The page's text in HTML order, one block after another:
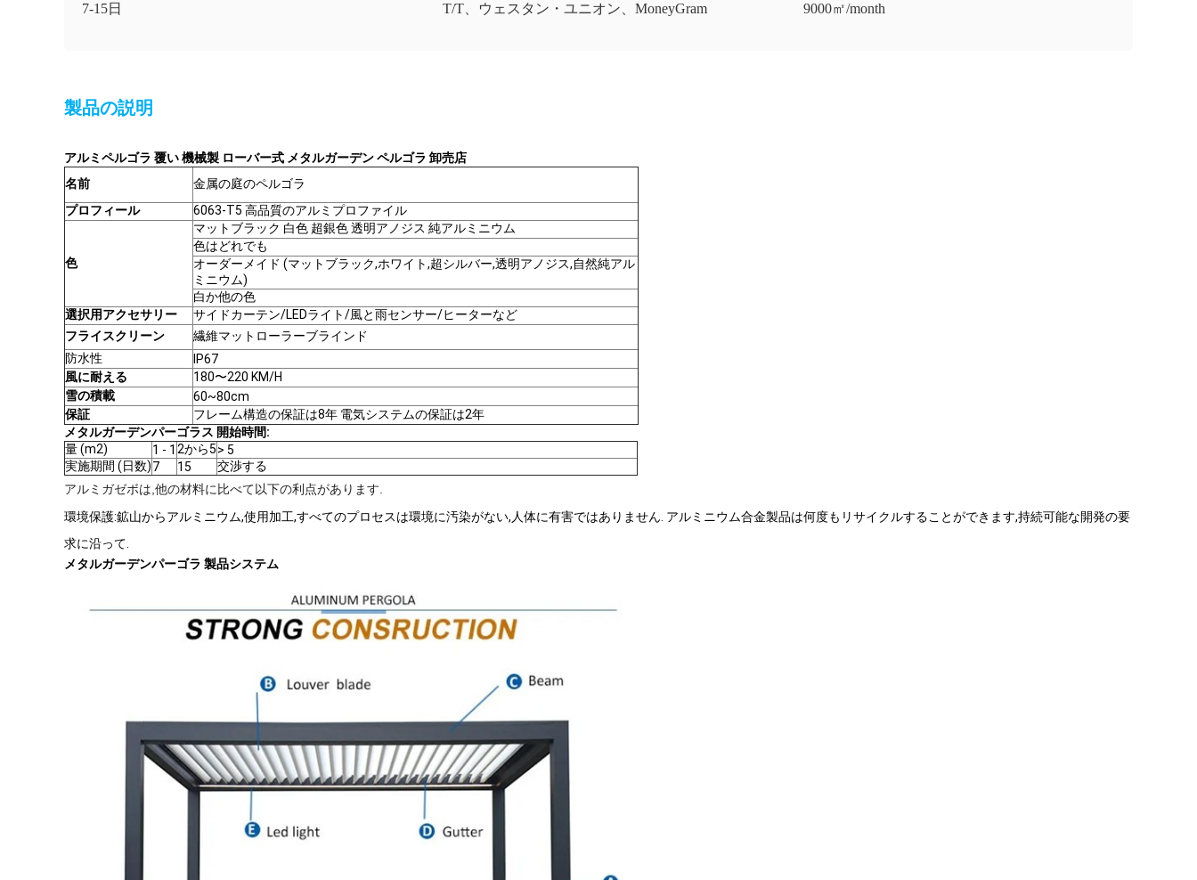
7-15日 T/T、ウェスタン・ユニオン、MoneyGram 9000㎡/month
製品の説明
アルミペルゴラ 覆い 機械製 ローバー式 メタルガーデン ペルゴラ 卸売店
名前
金属の庭のペルゴラ
プロフィール
6063-T5 高品質のアルミプロファイル
色
マットブラック 白色 超銀色 透明アノジス 純アルミニウム
色はどれでも
オーダーメイド (マットブラック,ホワイト,超シルバー,透明アノジス,自然純アル
ミニウム)
白か他の色
選択用アクセサリー
サイドカーテン/LEDライト/風と雨センサー/ヒーターなど
フライスクリーン
繊維マットローラーブラインド
防水性
IP67
風に耐える
180〜220 KM/H
雪の積載
60~80cm
保証
フレーム構造の保証は8年 電気システムの保証は2年
メタルガーデンパーゴラス 開始時間:
量 (m2)
1 - 1 2から5> 5
実施期間 (日数)7 15
交渉する
アルミガゼボは,他の材料に比べて以下の利点があります.
環境保護:鉱山からアルミニウム,使用加工,すべてのプロセスは環境に汚染がない,人体に有害ではありません. アルミニウム合金製品は何度もリサイクルすることができます,持続可能な開発の要
求に沿って.
メタルガーデンパーゴラ 製品システム